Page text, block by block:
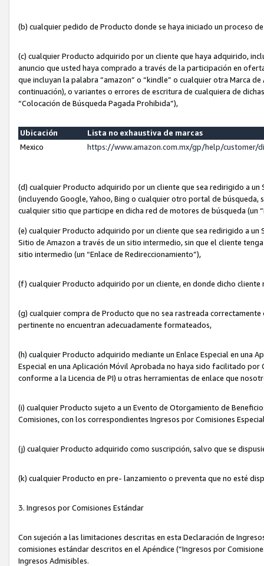
(b) cualquier pedido de Producto donde se haya iniciado un proceso
(c) cualquier Producto adquirido por un cliente que haya adquirido,
anuncio que usted haya comprado a través de la participación en
que incluyan la palabra “amazon” o “kindle” o cualquier otra Marca
continuación), o variantes o errores de escritura de cualquiera de
“Colocación de Búsqueda Pagada Prohibida”),
Ubicación
Lista no exhaustiva de marcas
Mexico
https://www.amazon.com.mx/gp/help/customer/
(d) cualquier Producto adquirido por un cliente que sea redirigido a
(incluyendo Google, Yahoo, Bing o cualquier otro portal de
cualquier sitio que participe en dicha red de motores de búsqueda (un
(e) cualquier Producto adquirido por un cliente que sea redirigido a un
Sitio de Amazon a través de un sitio intermedio, sin que el cliente
sitio intermedio (un “Enlace de Redireccionamiento”),
(f) cualquier Producto adquirido por un cliente, en donde dicho
(g) cualquier compra de Producto que no sea rastreada
pertinente no encuentran adecuadamente formateados,
(h) cualquier Producto adquirido mediante un Enlace Especial en una
Especial en una Aplicación Móvil Aprobada no haya sido facilitado
conforme a la Licencia de PI) u otras herramientas de enlace que
(i) cualquier Producto sujeto a un Evento de Otorgamiento de
Comisiones, con los correspondientes Ingresos por Comisiones
(j) cualquier Producto adquirido como suscripción, salvo que se
(k) cualquier Producto en pre- lanzamiento o preventa que no esté
3. Ingresos por Comisiones Estándar
Con sujeción a las limitaciones descritas en esta Declaración de
comisiones estándar descritos en el Apéndice (“Ingresos por
Ingresos Admisibles.